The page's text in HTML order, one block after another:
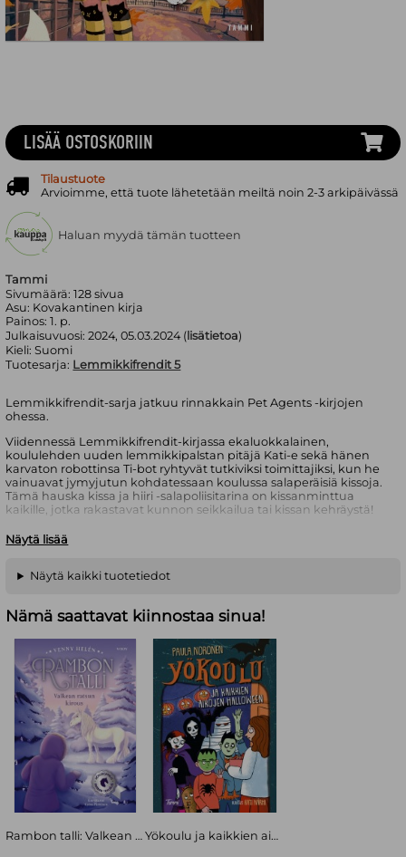
Tammi
Sivumäärä:128 sivua
Asu: Kovakantinen kirja
Painos:1. p.
Julkaisuvuosi:2024, 05.03.2024 ( lisätietoa)
Kieli:Suomi
Tuotesarja: Lemmikkifrendit 5
Lemmikkifrendit-sarja jatkuu rinnakkain Pet Agents -kirjojen
ohessa.
Viidennessä Lemmikkifrendit-kirjassa ekaluokkalainen,
koululehden uuden lemmikkipalstan pitäjä Kati-e sekä hänen
karvaton robottinsa Ti-bot ryhtyvät tutkiviksi toimittajiksi, kun he
vainuavat jymyjutun kohdatessaan koulussa salaperäisiä kissoja.
Tämä hauska kissa ja hiiri -salapoliisitarina on kissanminttua
kaikille, jotka rakastavat kunnon seikkailua tai kissan kehräystä!
Lemmikkifrendit on Pet Agentsin helppolukuisempi
rinnakkaissarja, joka kertoo miten Kati-en ja Ti-botin
Riina ja Sami Kaarla
kuvittamisenkin. Suosittuja Pet Agents -kirjoja luo yhdessä Riina
mm. scifiä ja pelimaailmaa yhdistelevästä Sensored Reality -
nuortenromaanitrilogiasta.
Näytä lisää
LISÄÄ OSTOSKORIIN
Tilaustuote
Arvioimme, että tuote lähetetään meiltä noin 2-3 arkipäivässä
Haluan myydä tämän tuotteen
Näytä kaikki tuotetiedot
Nämä saattavat kiinnostaa sinua!
Rambon talli: Valkean ratsun kirous Yökoulu ja kaikkien aikojen halloween